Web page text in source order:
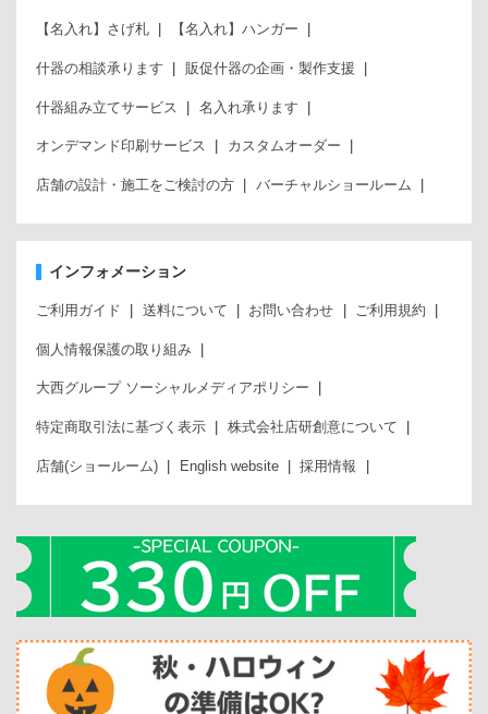
【名入れ】さげ札 【名入れ】ハンガー
什器の相談承ります 販促什器の企画・製作支援
什器組み立てサービス 名入れ承ります
オンデマンド印刷サービス カスタムオーダー
店舗の設計・施工をご検討の方 バーチャルショールーム
インフォメーション
ご利用ガイド 送料について お問い合わせ ご利用規約
個人情報保護の取り組み
大西グループ ソーシャルメディアポリシー
特定商取引法に基づく表示 株式会社店研創意について
店舗(ショールーム) English website 採用情報